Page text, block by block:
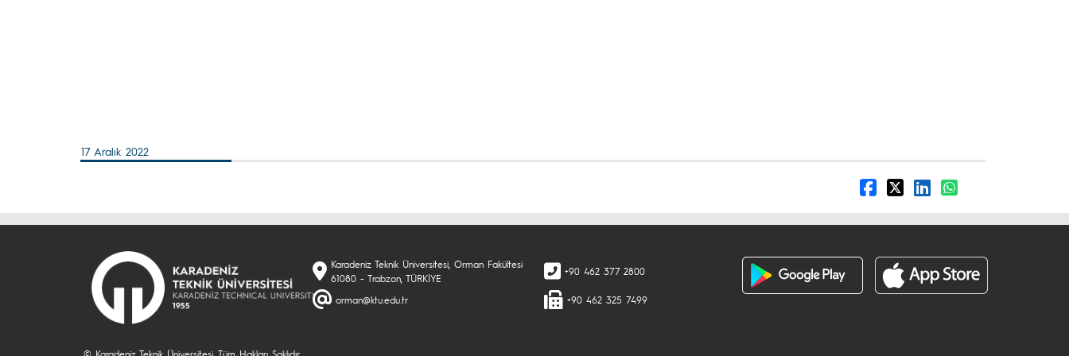
17 Aralık 2022
Karadeniz Teknik Üniversitesi, Orman Fakültesi
61080 - Trabzon, TÜRKİYE
orman@ktu.edu.tr
+90 462 377 2800
+90 462 325 7499